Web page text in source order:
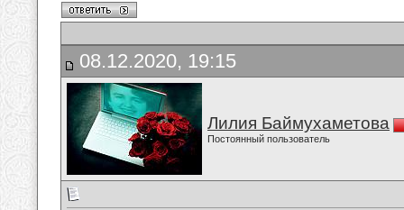
08.12.2020, 19:15
Лилия Баймухаметова
Постоянный пользователь